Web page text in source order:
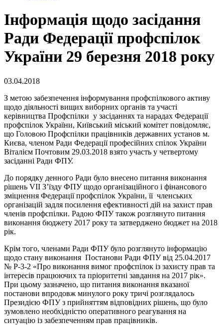
Інформація щодо засідання
Ради Федерації профспілок
України 29 березня 2018 року
03.04.2018
З метою забезпечення інформування профспілкового активу
щодо діяльності вищих виборних органів та участі
керівництва Профспілки у засіданнях та нарадах Федерації
профспілок України, Київський міський комітет повідомляє,
що Головою Профспілки працівників державних установ м.
Києва, членом Ради Федерації професійних спілок України
Віталієм Почтовим 29.03.2018 взято участь у четвертому
засіданні Ради ФПУ.
До порядку денного Ради було внесено питання виконання
рішень VII З’їзду ФПУ щодо організаційного і фінансового
зміцнення Федерації профспілок України, її членських
організацій задля посилення ефективності дій на захист прав
членів профспілки. Радою ФПУ також розглянуто питання
виконання бюджету 2017 року та затверджено бюджет на 2018
рік.
Крім того, членами Ради ФПУ було розглянуто інформацію
щодо стану виконання Постанови Ради ФПУ від 25.04.2017
№ Р-3-2 «Про виконання вимог профспілок із захисту прав та
інтересів працюючих та пріоритетні завдання на 2017 рік».
При цьому зазначено, що питання виконання вказаної
постанови впродовж минулого року тричі розглядалось
Президією ФПУ з прийняттям відповідних рішень, що було
зумовлено необхідністю оперативного реагування на
ситуацію із забезпеченням прав працівників.